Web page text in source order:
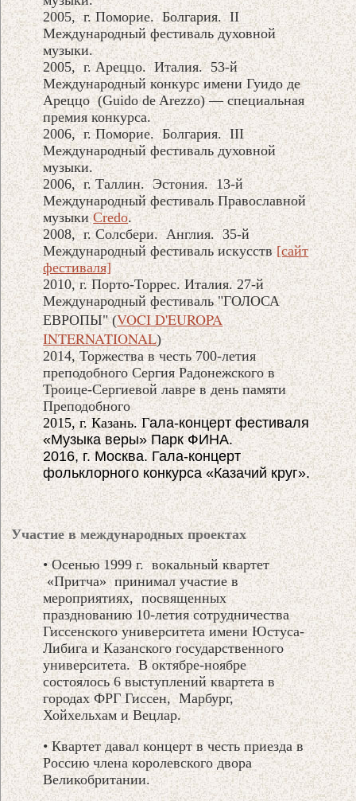
2005, г. Поморие. Болгария. II
Международный фестиваль духовной
музыки.
2005, г. Ареццо. Италия. 53-й
Международный конкурс имени Гуидо де
Ареццо (Guido de Arezzo) — специальная
премия конкурса.
2006, г. Поморие. Болгария. III
Международный фестиваль духовной
музыки.
2006, г. Таллин. Эстония. 13-й
Международный фестиваль Православной
музыкиCredo.
2008, г. Солсбери. Англия. 35-й
Международный фестиваль искусств [сайт
фестиваля]
2010, г. Порто-Торрес. Италия. 27-й
Международный фестиваль "ГОЛОСА
ЕВРОПЫ" (VOCI D'EUROPA
INTERNATIONAL)
2014, Торжества в честь 700-летия
преподобного Сергия Радонежского в
Троице-Сергиевой лавре в день памяти
Преподобного
2015, г. Казань. Гала-концерт фестиваля
«Музыка веры»Парк ФИНА.
2016, г. Москва. Гала-концерт
фольклорного конкурса «Казачий круг».
Участие в международных проектах
• Осенью 1999 г. вокальный квартет
«Притча» принимал участие в
мероприятиях, посвященных
празднованию 10-летия сотрудничества
Гиссенского университета имени Юстуса-
Либига и Казанского государственного
университета. В октябре-ноябре
состоялось 6 выступлений квартета в
городах ФРГ Гиссен, Марбург,
Хойхельхам и Вецлар.
• Квартет давал концерт в честь приезда в
Россию члена королевского двора
Великобритании.